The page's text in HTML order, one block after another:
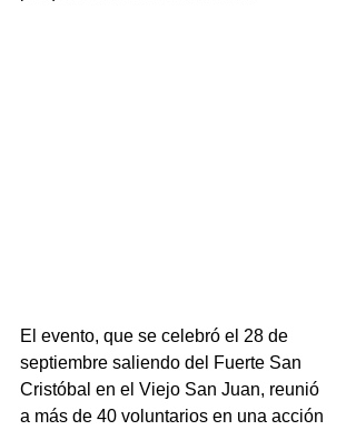
El evento, que se celebró el 28 de
septiembre saliendo del Fuerte San
Cristóbal en el Viejo San Juan, reunió
a más de 40 voluntarios en una acción